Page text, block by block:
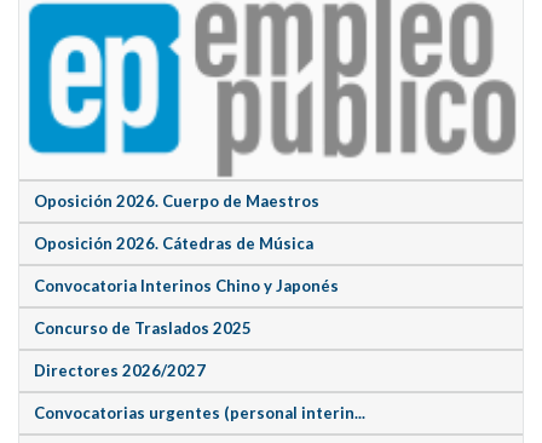
Oposición 2026. Cuerpo de Maestros
Oposición 2026. Cátedras de Música
Convocatoria Interinos Chino y Japonés
Concurso de Traslados 2025
Directores 2026/2027
Convocatorias urgentes (personal interin...